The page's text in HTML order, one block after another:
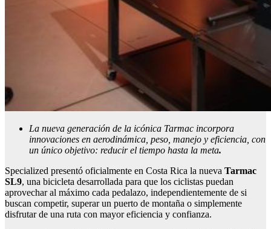
La nueva generación de la icónica Tarmac incorpora
innovaciones en aerodinámica, peso, manejo y eficiencia, con
un único objetivo: reducir el tiempo hasta la meta.
Specialized presentó oficialmente en Costa Rica la nueva Tarmac
SL9, una bicicleta desarrollada para que los ciclistas puedan
aprovechar al máximo cada pedalazo, independientemente de si
buscan competir, superar un puerto de montaña o simplemente
disfrutar de una ruta con mayor eficiencia y confianza.